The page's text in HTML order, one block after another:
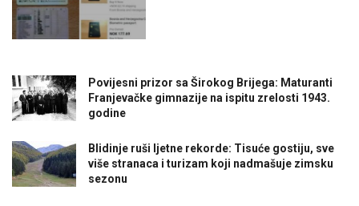
Povijesni prizor sa Širokog Brijega: Maturanti
Franjevačke gimnazije na ispitu zrelosti 1943.
godine
Blidinje ruši ljetne rekorde: Tisuće gostiju, sve
više stranaca i turizam koji nadmašuje zimsku
sezonu